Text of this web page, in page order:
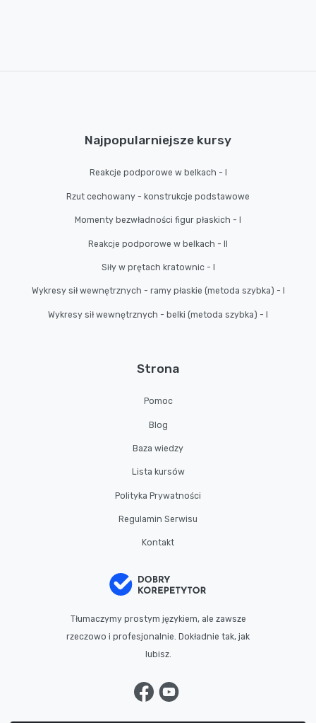
Najpopularniejsze kursy
Reakcje podporowe w belkach - I
Rzut cechowany - konstrukcje podstawowe
Momenty bezwładności figur płaskich - I
Reakcje podporowe w belkach - II
Siły w prętach kratownic - I
Wykresy sił wewnętrznych - ramy płaskie (metoda szybka) - I
Wykresy sił wewnętrznych - belki (metoda szybka) - I
Strona
Pomoc
Blog
Baza wiedzy
Lista kursów
Polityka Prywatności
Regulamin Serwisu
Kontakt
Tłumaczymy prostym językiem, ale zawsze
rzeczowo i profesjonalnie. Dokładnie tak, jak
lubisz.